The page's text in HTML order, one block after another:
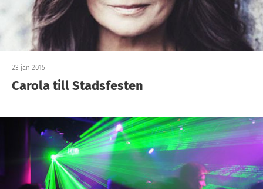
23 jan 2015
Carola till Stadsfesten